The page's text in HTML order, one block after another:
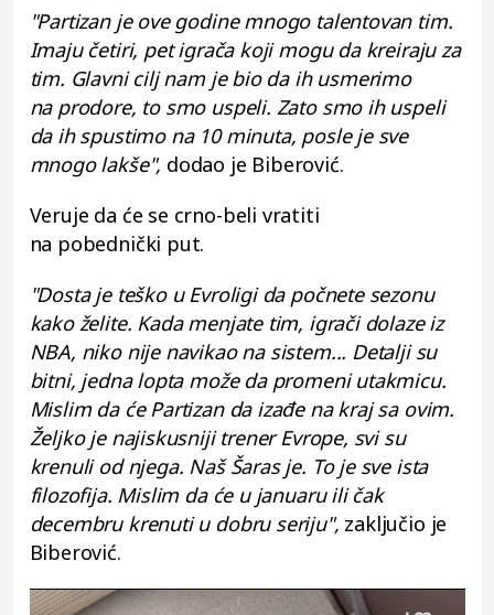
"Partizan je ove godine mnogo talentovan tim.
Imaju četiri, pet igrača koji mogu da kreiraju za
tim. Glavni cilj nam je bio da ih usmerimo
na prodore, to smo uspeli. Zato smo ih uspeli
da ih spustimo na 10 minuta, posle je sve
mnogo lakše", dodao je Biberović.
Veruje da će se crno-beli vratiti
na pobednički put.
"Dosta je teško u Evroligi da počnete sezonu
kako želite. Kada menjate tim, igrači dolaze iz
NBA, niko nije navikao na sistem... Detalji su
bitni, jedna lopta može da promeni utakmicu.
Mislim da će Partizan da izađe na kraj sa ovim.
Željko je najiskusniji trener Evrope, svi su
krenuli od njega. Naš Šaras je. To je sve ista
filozofija. Mislim da će u januaru ili čak
decembru krenuti u dobru seriju", zaključio je
Biberović.